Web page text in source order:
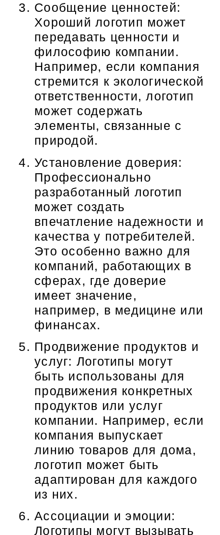
Сообщение ценностей:
Хороший логотип может
передавать ценности и
философию компании.
Например, если компания
стремится к экологической
ответственности, логотип
может содержать
элементы, связанные с
природой.
Установление доверия:
Профессионально
разработанный логотип
может создать
впечатление надежности и
качества у потребителей.
Это особенно важно для
компаний, работающих в
сферах, где доверие
имеет значение,
например, в медицине или
финансах.
Продвижение продуктов и
услуг: Логотипы могут
быть использованы для
продвижения конкретных
продуктов или услуг
компании. Например, если
компания выпускает
линию товаров для дома,
логотип может быть
адаптирован для каждого
из них.
Ассоциации и эмоции:
Логотипы могут вызывать